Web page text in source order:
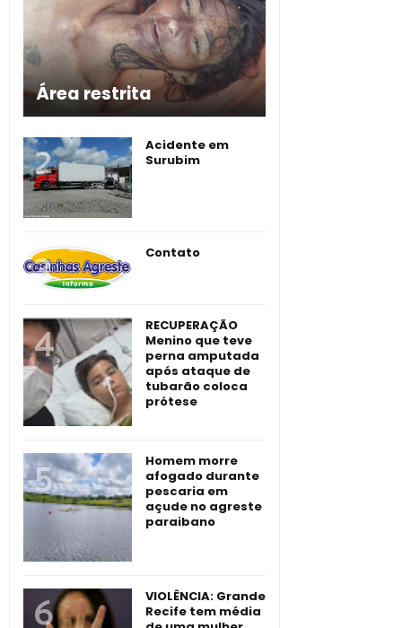
Área restrita
Acidente em
Surubim
Contato
RECUPERAÇÃO
Menino que teve
perna amputada
após ataque de
tubarão coloca
prótese
Homem morre
afogado durante
pescaria em
açude no agreste
paraibano
VIOLÊNCIA: Grande
Recife tem média